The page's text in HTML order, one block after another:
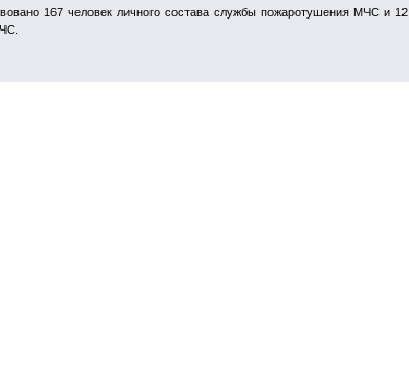
167 человек личного состава службы пожаротушения МЧС и 12